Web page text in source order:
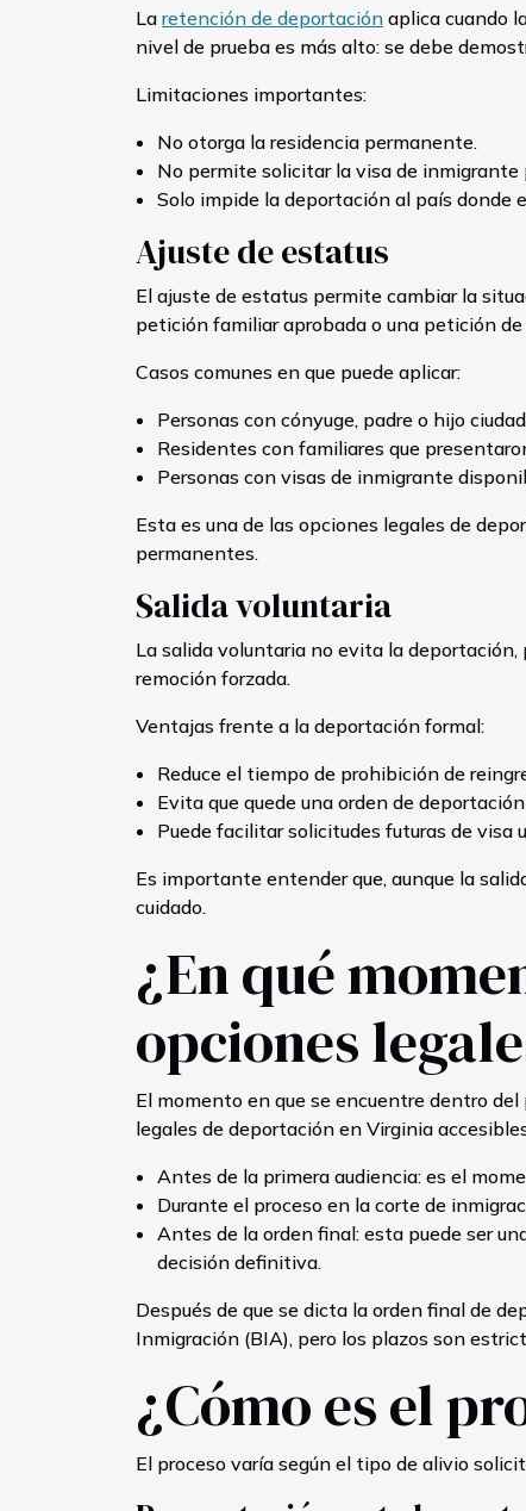
La retención de deportación aplica cuando
nivel de prueba es más alto: se debe
Limitaciones importantes:
No otorga la residencia permanente.
No permite solicitar la visa de inmigrante
Solo impide la deportación al país donde
Ajuste de estatus
El ajuste de estatus permite cambiar la
petición familiar aprobada o una petición
Casos comunes en que puede aplicar:
Personas con cónyuge, padre o hijo
Residentes con familiares que
Personas con visas de inmigrante
Esta es una de las opciones legales de
permanentes.
Salida voluntaria
La salida voluntaria no evita la deportación,
remoción forzada.
Ventajas frente a la deportación formal:
Reduce el tiempo de prohibición de
Evita que quede una orden de
Puede facilitar solicitudes futuras de visa
Es importante entender que, aunque la
cuidado.
¿En qué
opciones
El momento en que se encuentre dentro
legales de deportación en Virginia
Antes de la primera audiencia: es el
Durante el proceso en la corte de
Antes de la orden final: esta puede ser
decisión definitiva.
Después de que se dicta la orden final de
Inmigración (BIA), pero los plazos son
¿Cómo es el
El proceso varía según el tipo de alivio